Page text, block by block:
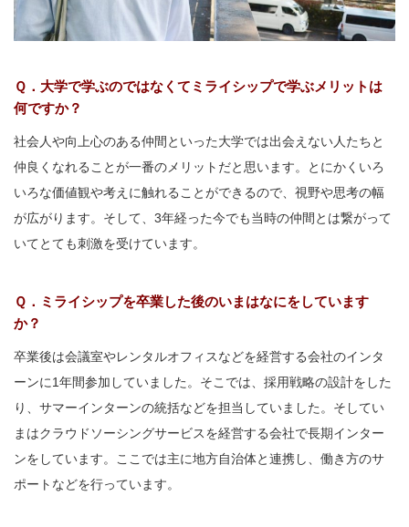
Ｑ．大学で学ぶのではなくてミライシップで学ぶメリットは
何ですか？
社会人や向上心のある仲間といった大学では出会えない人たちと
仲良くなれることが一番のメリットだと思います。とにかくいろ
いろな価値観や考えに触れることができるので、視野や思考の幅
が広がります。そして、3年経った今でも当時の仲間とは繋がって
いてとても刺激を受けています。
Ｑ．ミライシップを卒業した後のいまはなにをしています
か？
卒業後は会議室やレンタルオフィスなどを経営する会社のインタ
ーンに1年間参加していました。そこでは、採用戦略の設計をした
り、サマーインターンの統括などを担当していました。そしてい
まはクラウドソーシングサービスを経営する会社で長期インター
ンをしています。ここでは主に地方自治体と連携し、働き方のサ
ポートなどを行っています。